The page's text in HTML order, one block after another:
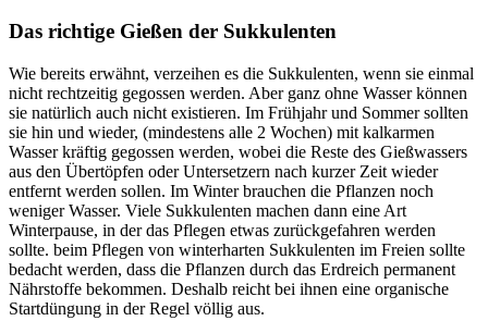
Das richtige Gießen der Sukkulenten
Wie bereits erwähnt, verzeihen es die Sukkulenten, wenn sie einmal
nicht rechtzeitig gegossen werden. Aber ganz ohne Wasser können
sie natürlich auch nicht existieren. Im Frühjahr und Sommer sollten
sie hin und wieder, (mindestens alle 2 Wochen) mit kalkarmen
Wasser kräftig gegossen werden, wobei die Reste des Gießwassers
aus den Übertöpfen oder Untersetzern nach kurzer Zeit wieder
entfernt werden sollen. Im Winter brauchen die Pflanzen noch
weniger Wasser. Viele Sukkulenten machen dann eine Art
Winterpause, in der das Pflegen etwas zurückgefahren werden
sollte. beim Pflegen von winterharten Sukkulenten im Freien sollte
bedacht werden, dass die Pflanzen durch das Erdreich permanent
Nährstoffe bekommen. Deshalb reicht bei ihnen eine organische
Startdüngung in der Regel völlig aus.